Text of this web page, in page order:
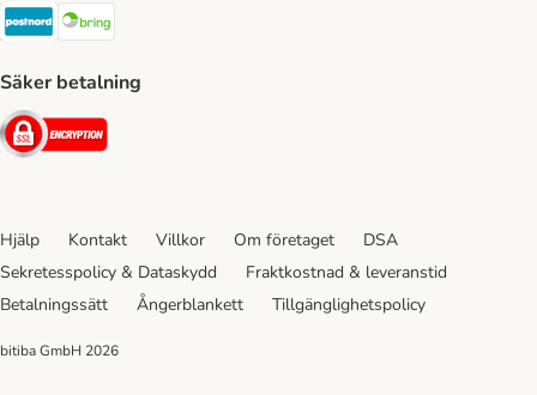
Postnord Shipping Method
Säker betalning
Security
Hjälp Kontakt Villkor Om företaget
DSA
Sekretesspolicy & Dataskydd
Fraktkostnad & leveranstid
Betalningssätt
Ångerblankett Tillgänglighetspolicy
bitiba GmbH 2026